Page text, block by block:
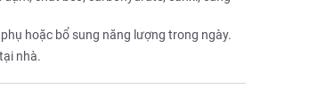
hoặc bổ sung năng lượng trong ngày.
nhà.